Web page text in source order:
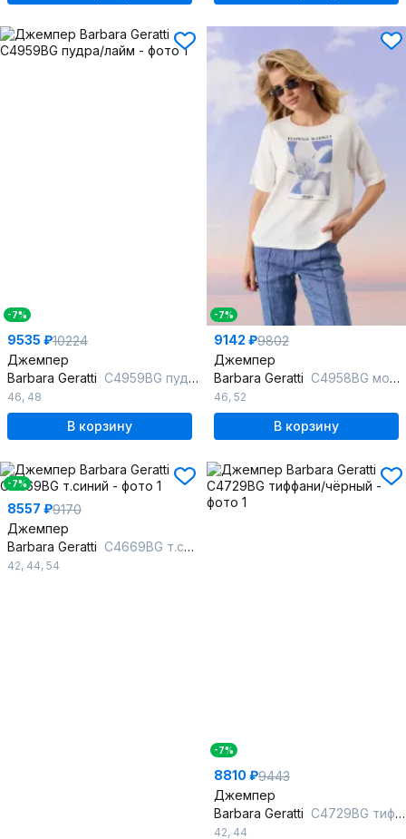
-7%
9535 ₽10224
Джемпер
Barbara Geratti С4959BG пудра/лайм
46, 48
В корзину
-7%
9142 ₽9802
Джемпер
Barbara Geratti С4958BG молочный/джинс
46, 52
В корзину
-7%
8557 ₽9170
Джемпер
Barbara Geratti С4669BG т.синий
42, 44, 54
-7%
8810 ₽9443
Джемпер
Barbara Geratti С4729BG тиффани/чёрный
42, 44